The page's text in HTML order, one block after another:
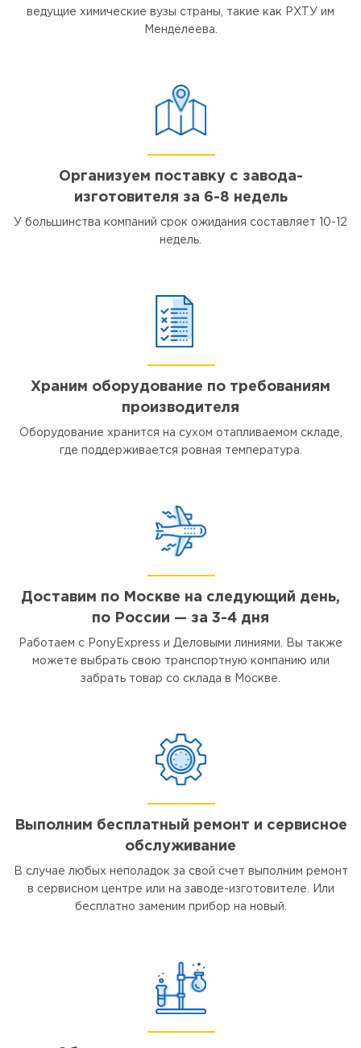
ведущие химические вузы страны, такие как РХТУ им
Менделеева.
Организуем поставку с завода-
изготовителя за 6-8 недель
У большинства компаний срок ожидания составляет 10-12
недель.
Храним оборудование по требованиям
производителя
Оборудование хранится на сухом отапливаемом складе,
где поддерживается ровная температура.
Доставим по Москве на следующий день,
по России — за 3-4 дня
Работаем с PonyExpress и Деловыми линиями. Вы также
можете выбрать свою транспортную компанию или
забрать товар со склада в Москве.
Выполним бесплатный ремонт и сервисное
обслуживание
В случае любых неполадок за свой счет выполним ремонт
в сервисном центре или на заводе-изготовителе. Или
бесплатно заменим прибор на новый.